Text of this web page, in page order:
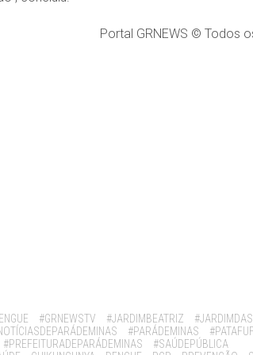
Portal GRNEWS © Todos
#GRNEWSTV #JARDIMBEATRIZ
#PARÁDEMINAS
#PREFEITURADEPARÁDEMINAS
#SAÚDEPÚBLICA